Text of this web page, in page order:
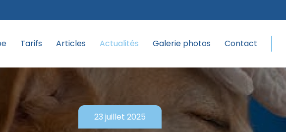
Tarifs Articles Actualités Galerie photos Contact
23 juillet 2025